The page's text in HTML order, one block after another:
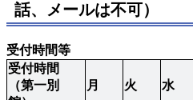
話、メールは不可）
受付時間等
受付時間
（第一別
月 火 水